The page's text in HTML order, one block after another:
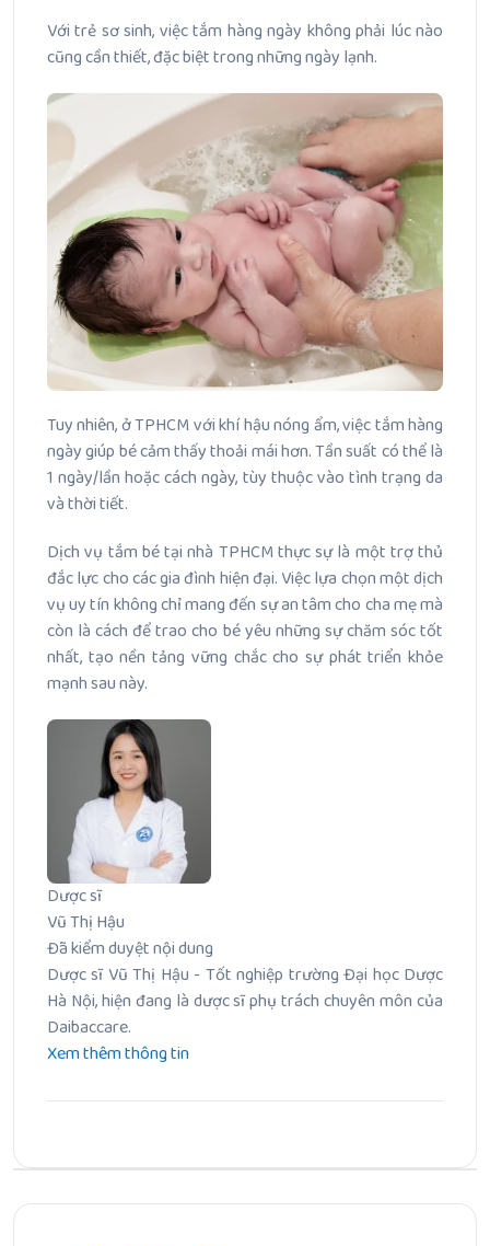
Với trẻ sơ sinh, việc tắm hàng ngày không phải lúc nào
cũng cần thiết, đặc biệt trong những ngày lạnh.
Tuy nhiên, ở TPHCM với khí hậu nóng ẩm, việc tắm hàng
ngày giúp bé cảm thấy thoải mái hơn. Tần suất có thể là
1 ngày/lần hoặc cách ngày, tùy thuộc vào tình trạng da
và thời tiết.
Dịch vụ tắm bé tại nhà TPHCM thực sự là một trợ thủ
đắc lực cho các gia đình hiện đại. Việc lựa chọn một dịch
vụ uy tín không chỉ mang đến sự an tâm cho cha mẹ mà
còn là cách để trao cho bé yêu những sự chăm sóc tốt
nhất, tạo nền tảng vững chắc cho sự phát triển khỏe
mạnh sau này.
Dược sĩ
Vũ Thị Hậu
Đã kiểm duyệt nội dung
Dược sĩ Vũ Thị Hậu - Tốt nghiệp trường Đại học Dược
Hà Nội, hiện đang là dược sĩ phụ trách chuyên môn của
Daibaccare.
Xem thêm thông tin
Tận hưởng hành trình làm mẹ trọn vẹn với các liệu pháp